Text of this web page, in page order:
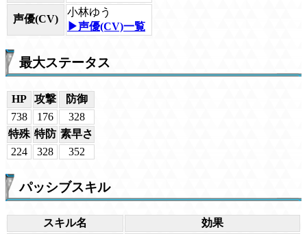
声優(CV)
小林ゆう
▶声優(CV)一覧
最大ステータス
HP 攻撃
防御
738
176
328
特殊 特防 素早さ
224
328 352
パッシブスキル
スキル名 効果